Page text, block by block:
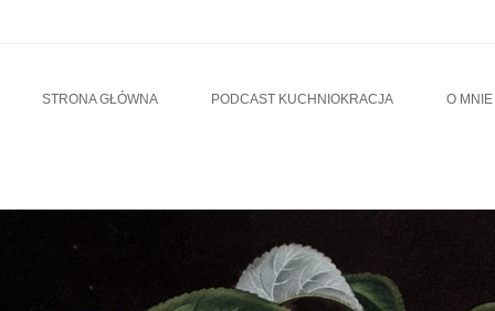
CONTENTSTRONA GŁÓWNA PODCAST KUCHNIOKRACJA O MNIE